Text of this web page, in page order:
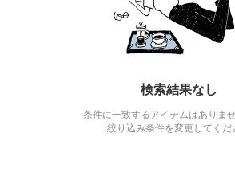
検索結果なし
条件に一致するアイテムはありま
絞り込み条件を変更してくだ